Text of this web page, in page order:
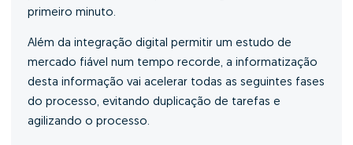
primeiro minuto.
Além da integração digital permitir um estudo de
mercado fiável num tempo recorde, a informatização
desta informação vai acelerar todas as seguintes fases
do processo, evitando duplicação de tarefas e
agilizando o processo.